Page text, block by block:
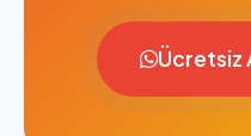
Ücretsiz